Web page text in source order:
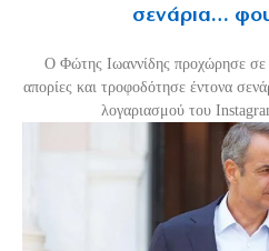
σενάρια…
Ο Φώτης Ιωαννίδης προχώρησε σε
απορίες και τροφοδότησε έντονα
λογαριασμού του